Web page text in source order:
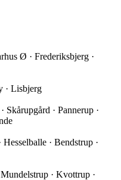
Ø · Frederiksbjerg ·
· Lisbjerg
Skårupgård · Pannerup ·
· Bendstrup ·
· Kvottrup ·